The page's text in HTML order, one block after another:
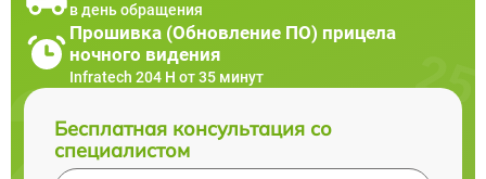
в день обращения
Прошивка (Обновление ПО) прицела
ночного видения
Infratech 204 Н от 35 минут
Бесплатная консультация со
специалистом